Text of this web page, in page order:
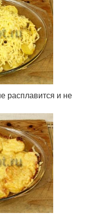
расплавится и не